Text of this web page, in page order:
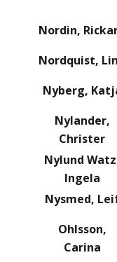
Nordin,
Nordquist,
Nyberg,
Nylander,
Christer
Nylund
Ingela
Nysmed,
Ohlsson,
Carina